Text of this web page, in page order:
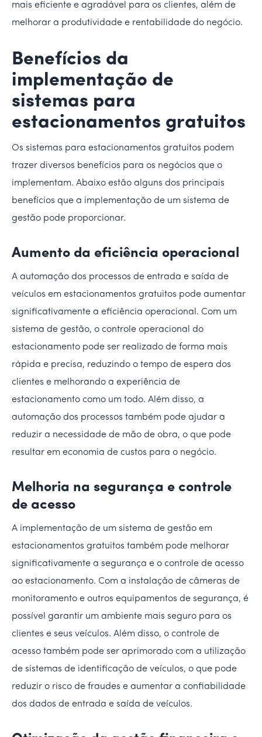
mais eficiente e agradável para os clientes, além de
melhorar a produtividade e rentabilidade do negócio.
Benefícios da
implementação de
sistemas para
estacionamentos gratuitos
Os sistemas para estacionamentos gratuitos podem
trazer diversos benefícios para os negócios que o
implementam. Abaixo estão alguns dos principais
benefícios que a implementação de um sistema de
gestão pode proporcionar.
Aumento da eficiência operacional
A automação dos processos de entrada e saída de
veículos em estacionamentos gratuitos pode aumentar
significativamente a eficiência operacional. Com um
sistema de gestão, o controle operacional do
estacionamento pode ser realizado de forma mais
rápida e precisa, reduzindo o tempo de espera dos
clientes e melhorando a experiência de
estacionamento como um todo. Além disso, a
automação dos processos também pode ajudar a
reduzir a necessidade de mão de obra, o que pode
resultar em economia de custos para o negócio.
Melhoria na segurança e controle
de acesso
A implementação de um sistema de gestão em
estacionamentos gratuitos também pode melhorar
significativamente a segurança e o controle de acesso
ao estacionamento. Com a instalação de câmeras de
monitoramento e outros equipamentos de segurança, é
possível garantir um ambiente mais seguro para os
clientes e seus veículos. Além disso, o controle de
acesso também pode ser aprimorado com a utilização
de sistemas de identificação de veículos, o que pode
reduzir o risco de fraudes e aumentar a confiabilidade
dos dados de entrada e saída de veículos.